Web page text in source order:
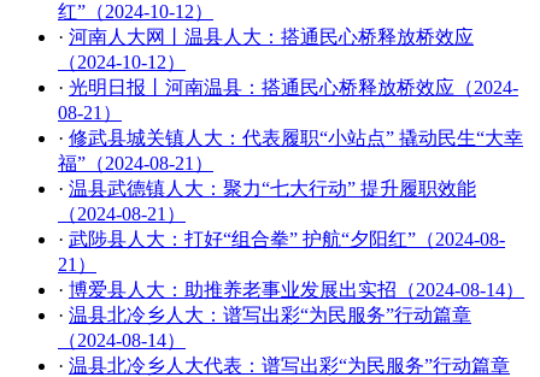
红”（2024-10-12）
· 河南人大网丨温县人大：搭通民心桥释放桥效应
（2024-10-12）
· 光明日报丨河南温县：搭通民心桥释放桥效应（2024-
08-21）
· 修武县城关镇人大：代表履职“小站点” 撬动民生“大幸
福”（2024-08-21）
· 温县武德镇人大：聚力“七大行动” 提升履职效能
（2024-08-21）
· 武陟县人大：打好“组合拳” 护航“夕阳红”（2024-08-
21）
· 博爱县人大：助推养老事业发展出实招（2024-08-14）
· 温县北冷乡人大：谱写出彩“为民服务”行动篇章
（2024-08-14）
· 温县北冷乡人大代表：谱写出彩“为民服务”行动篇章